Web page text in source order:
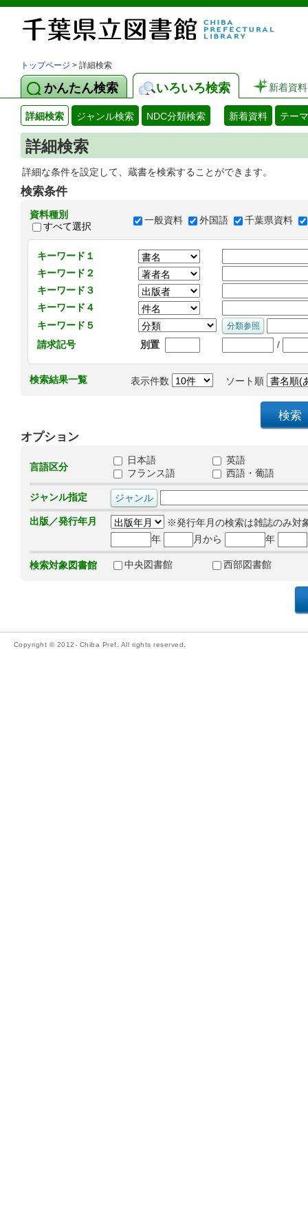
トップページ > 詳細検索
かんたん検索 いろいろ検索 新着資料
詳細検索 ジャンル検索 NDC分類検索 新着資料 テー
詳細検索
詳細な条件を設定して、蔵書を検索することができます。
検索条件
資料種別
すべて選択
一般資料 外国語 千葉県資料
キーワード１
キーワード２
キーワード３
キーワード４
キーワード５
請求記号
別置 /
検索結果一覧 表示件数 ソート順
オプション
言語区分
日本語
英語
フランス語
西語・葡語
ジャンル指定
出版／発行年月
※発行年月の検索は雑誌のみ対
年
月から 年
検索対象図書館 中央図書館 西部図書館
Copyright © 2012- Chiba Pref. All rights reserved.